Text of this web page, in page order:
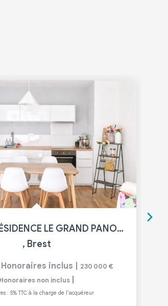
T3 BREST RÉSIDENCE LE GRAND PANORAMA AVEC PARKING
, Brest
Honoraires inclus
230 000 €
Honoraires non inclus
: 5% TTC à la charge de l'acquéreur